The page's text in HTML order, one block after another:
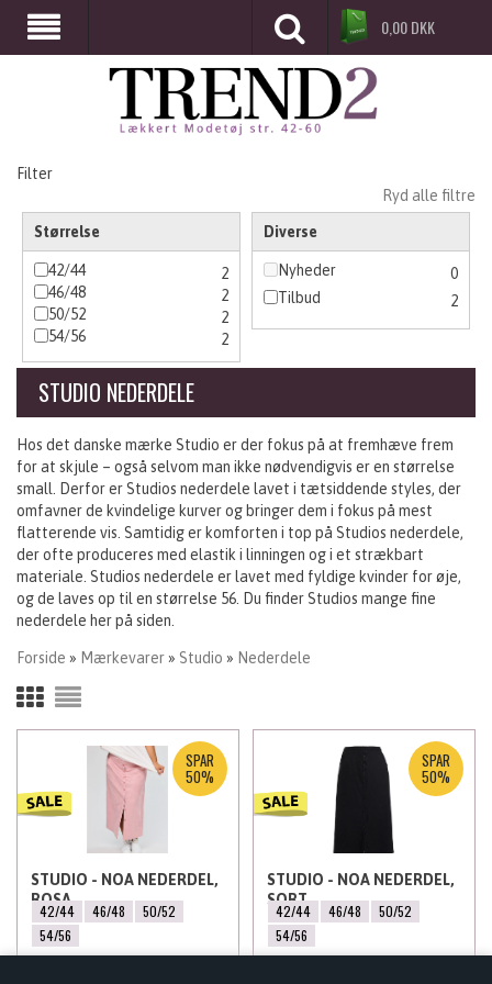
0,00DKK
Filter
Ryd alle filtre
Størrelse
42/44
2
46/48
2
50/52
2
54/56
2
Diverse
Nyheder
0
Tilbud
2
STUDIO NEDERDELE
Hos det danske mærke Studio er der fokus på at fremhæve frem
for at skjule – også selvom man ikke nødvendigvis er en størrelse
small. Derfor er Studios nederdele lavet i tætsiddende styles, der
omfavner de kvindelige kurver og bringer dem i fokus på mest
flatterende vis. Samtidig er komforten i top på Studios nederdele,
der ofte produceres med elastik i linningen og i et strækbart
materiale. Studios nederdele er lavet med fyldige kvinder for øje,
og de laves op til en størrelse 56. Du finder Studios mange fine
nederdele her på siden.
Forside » Mærkevarer » Studio » Nederdele
SPAR
50%
STUDIO - NOA NEDERDEL,
ROSA
42/44 46/48
50/52
54/56
SPAR
50%
STUDIO - NOA NEDERDEL,
SORT
42/44 46/48
50/52
54/56